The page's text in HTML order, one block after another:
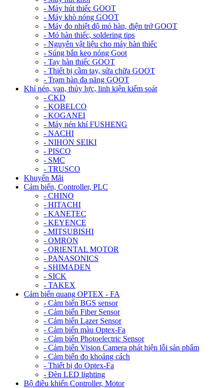
- Máy hút thiếc GOOT
- Máy khò nóng GOOT
- Máy đo nhiệt độ mỏ hàn, điện trở GOOT
- Mỏ hàn thiếc, soldering tips
- Nguyên vật liệu cho máy hàn thiếc
- Súng bắn keo nóng Goot
- Tay hàn thiếc GOOT
- Thiết bị cầm tay, sửa chữa GOOT
- Trạm hàn đa năng GOOT
Khí nén, van, thủy lực, linh kiện kiểm soát
- CKD
- KOBELCO
- KOGANEI
- Máy nén khí FUSHENG
- NACHI
- NIHON SEIKI
- PISCO
- SMC
- TRUSCO
Khuyến Mãi
Cảm biến, Controller, PLC
- CHINO
- HITACHI
- KANETEC
- KEYENCE
- MITSUBISHI
- OMRON
- ORIENTAL MOTOR
- PANASONICS
- SHIMADEN
- SICK
- TAKEX
Cảm biến quang OPTEX - FA
- Cảm biến BGS sensor
- Cảm biến Fiber Sensor
- Cảm biến Lazer Sensor
- Cảm biến màu Optex-Fa
- Cảm biến Photoelectric Sensor
- Cảm biến Vision Camera phát hiện lỗi sản phẩm
- Cảm biến đo khoảng cách
- Thiết bị đo Optex-Fa
- Đèn LED lighting
Bộ điều khiển Controller, Motor